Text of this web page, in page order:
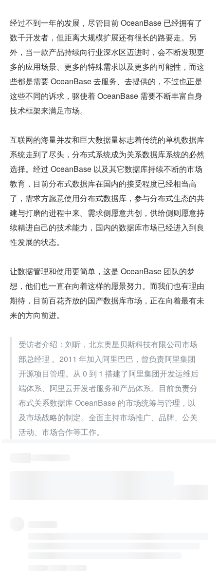
经过不到一年的发展，尽管目前 OceanBase 已经拥有了
数千开发者，但距离大规模扩展还有很长的路要走。另
外，当一款产品持续向行业深水区迈进时，会不断发现更
多的应用场景、更多的特殊需求以及更多的可能性，而这
些都是需要 OceanBase 去服务、去提供的，不过也正是
这些不同的诉求，驱使着 OceanBase 需要不断丰富自身
技术框架来满足市场。
互联网的海量并发和巨大数据量标志着传统的单机数据库
系统走到了尽头，分布式系统成为关系数据库系统的必然
选择。经过 OceanBase 以及其它数据库持续不断的市场
教育，目前分布式数据库在国内的接受程度已经相当高
了，需求方愿意使用分布式数据库，参与分布式生态的共
建与打磨的进程中来。需求侧愿意共创，供给侧则愿意持
续精进自己的技术能力，国内的数据库市场已经进入到良
性发展的状态。
让数据管理和使用更简单，这是 OceanBase 团队的梦
想，他们也一直在向着这样的愿景努力。而我们也有理由
期待，目前百花齐放的国产数据库市场，正在向着最有未
来的方向前进。
受访者介绍：刘昕，北京奥星贝斯科技有限公司市场
部总经理 。2011 年加入阿里巴巴，曾负责阿里集团
开源项目管理。从 0 到 1 搭建了阿里集团开发运维后
端体系、阿里云开发者服务和产品体系。目前负责分
布式关系数据库 OceanBase 的市场统筹与管理，以
及市场战略的制定。全面主持市场推广、品牌、公关
活动、市场合作等工作。